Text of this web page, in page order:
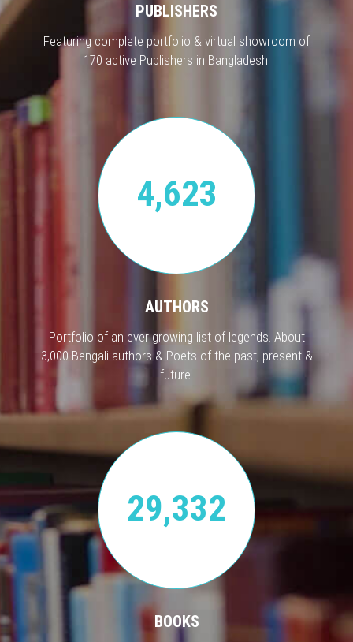
PUBLISHERS
Featuring complete portfolio & virtual showroom of
170 active Publishers in Bangladesh.
4,623
AUTHORS
Portfolio of an ever growing list of legends. About
3,000 Bengali authors & Poets of the past, present &
future.
29,332
BOOKS